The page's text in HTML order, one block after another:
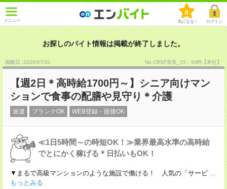
メニュー
0
気になる！ ログイン
お探しのバイト情報は掲載が終了しました。
掲載日 :2026/07/31 No.CRSF奈良_15・SNR【本社】
【週2日＊高時給1700円～】シニア向けマン
ションで食事の配膳や見守り＊介護
派遣 ブランクOK WEB登録・面接OK
≪1日5時間～の時短OK！≫業界最高水準の高時給
でとにかく稼げる＊日払いもOK！
▼まるで高級マンションのような施設で働ける！ 人気の「サービ ...
もっとみる